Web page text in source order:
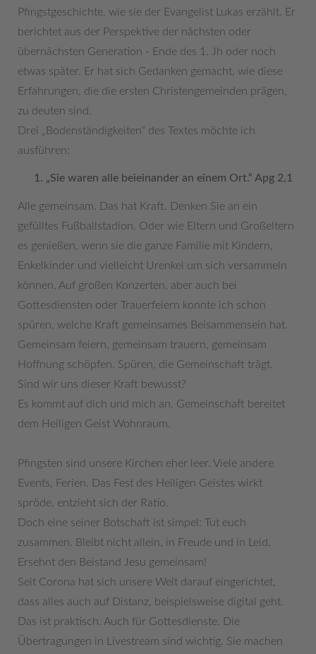
Pfingstgeschichte, wie sie der Evangelist Lukas erzählt. Er
berichtet aus der Perspektive der nächsten oder
übernächsten Generation - Ende des 1. Jh oder noch
etwas später. Er hat sich Gedanken gemacht, wie diese
Erfahrungen, die die ersten Christengemeinden prägen,
zu deuten sind.
Drei „Bodenständigkeiten“ des Textes möchte ich
ausführen:
„Sie waren alle beieinander an einem Ort.“ Apg 2,1
Alle gemeinsam. Das hat Kraft. Denken Sie an ein
gefülltes Fußballstadion. Oder wie Eltern und Großeltern
es genießen, wenn sie die ganze Familie mit Kindern,
Enkelkinder und vielleicht Urenkel um sich versammeln
können. Auf großen Konzerten, aber auch bei
Gottesdiensten oder Trauerfeiern konnte ich schon
spüren, welche Kraft gemeinsames Beisammensein hat.
Gemeinsam feiern, gemeinsam trauern, gemeinsam
Hoffnung schöpfen. Spüren, die Gemeinschaft trägt.
Sind wir uns dieser Kraft bewusst?
Es kommt auf dich und mich an. Gemeinschaft bereitet
dem Heiligen Geist Wohnraum.
Pfingsten sind unsere Kirchen eher leer. Viele andere
Events, Ferien. Das Fest des Heiligen Geistes wirkt
spröde, entzieht sich der Ratio.
Doch eine seiner Botschaft ist simpel: Tut euch
zusammen. Bleibt nicht allein, in Freude und in Leid.
Ersehnt den Beistand Jesu gemeinsam!
Seit Corona hat sich unsere Welt darauf eingerichtet,
dass alles auch auf Distanz, beispielsweise digital geht.
Das ist praktisch. Auch für Gottesdienste. Die
Übertragungen in Livestream sind wichtig. Sie machen